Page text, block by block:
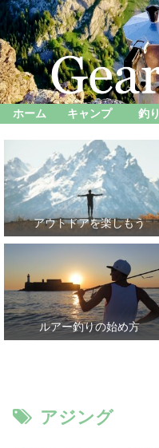
ホーム キャンプ 釣り
アウトドアを楽しもう
ルアー釣りの始め方
アジング